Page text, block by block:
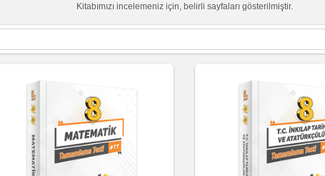
Kitabımızı incelemeniz için, belirli sayfaları gösterilmiştir.